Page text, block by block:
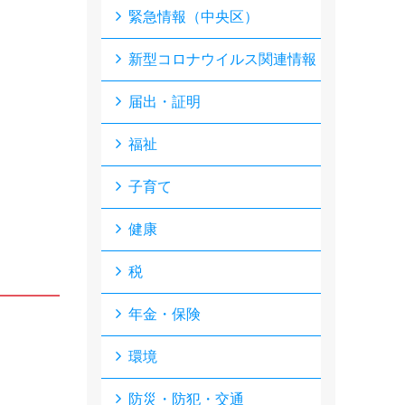
緊急情報（中央区）
新型コロナウイルス関連情報
届出・証明
福祉
子育て
健康
税
年金・保険
環境
防災・防犯・交通